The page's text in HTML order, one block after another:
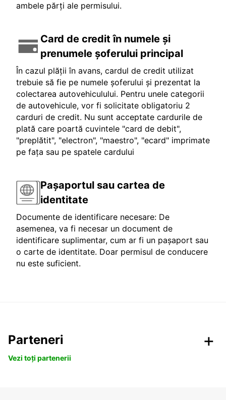
ambele părți ale permisului.
Card de credit în numele și
prenumele șoferului principal
În cazul plății în avans, cardul de credit utilizat
trebuie să fie pe numele șoferului și prezentat la
colectarea autovehiculului. Pentru unele categorii
de autovehicule, vor fi solicitate obligatoriu 2
carduri de credit. Nu sunt acceptate cardurile de
plată care poartă cuvintele "card de debit",
"preplătit", "electron", "maestro", "ecard" imprimate
pe fața sau pe spatele cardului
Pașaportul sau cartea de
identitate
Documente de identificare necesare: De
asemenea, va fi necesar un document de
identificare suplimentar, cum ar fi un pașaport sau
o carte de identitate. Doar permisul de conducere
nu este suficient.
Parteneri
Vezi toți partenerii